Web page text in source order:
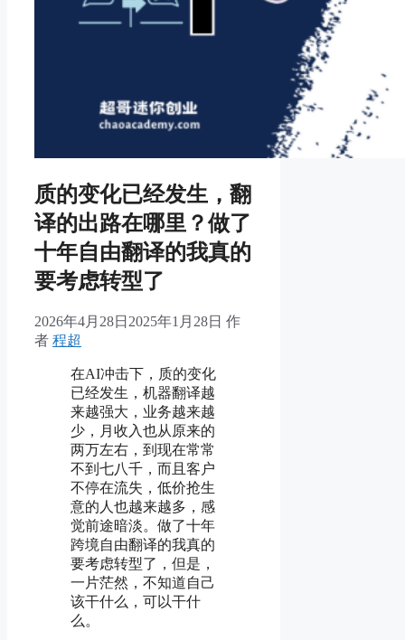
质的变化已经发生，翻
译的出路在哪里？做了
十年自由翻译的我真的
要考虑转型了
2026年4月28日 2025年1月28日 作
者 程超
在AI冲击下，质的变化
已经发生，机器翻译越
来越强大，业务越来越
少，月收入也从原来的
两万左右，到现在常常
不到七八千，而且客户
不停在流失，低价抢生
意的人也越来越多，感
觉前途暗淡。做了十年
跨境自由翻译的我真的
要考虑转型了，但是，
一片茫然，不知道自己
该干什么，可以干什
么。